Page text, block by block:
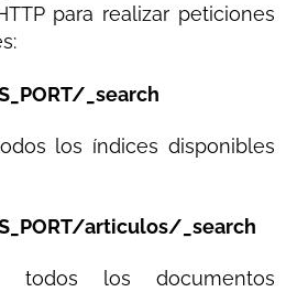
para realizar peticiones
_search
los índices disponibles
articulos/_search
todos los documentos